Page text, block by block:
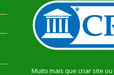
Muito mais que criar site ou